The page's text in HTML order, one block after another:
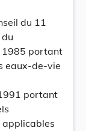
du 11
1985 portant
eaux-de-vie
portant
applicables